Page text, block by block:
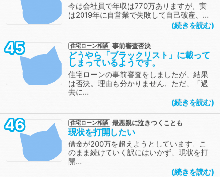
今は会社員で年収は770万ありますが、実
は2019年に自営業で失敗して自己破産、…
続きを読む
45 住宅ローン相談 事前審査否決
どうやら「ブラックリスト」に載って
しまっているようです。
住宅ローンの事前審査をしましたが、結果
は否決。理由も分かりません。ただ、「過
去に…
続きを読む
46 住宅ローン相談 最悪親に泣きつくことも
現状を打開したい
借金が200万を超えようとしています。こ
のまま続けていく訳にはいかず、現状を打
開…
続きを読む